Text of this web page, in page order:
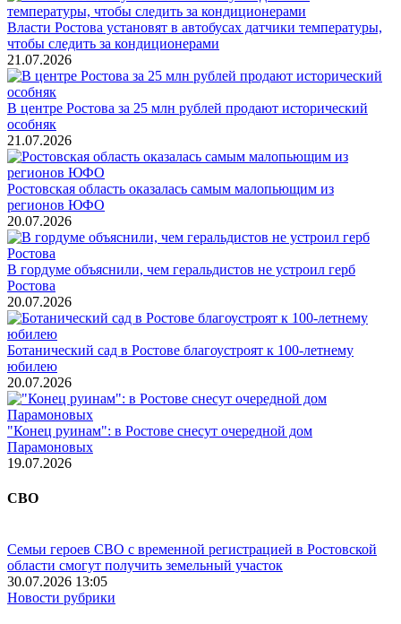
Власти Ростова установят в автобусах датчики температуры,
чтобы следить за кондиционерами
21.07.2026
В центре Ростова за 25 млн рублей продают исторический
особняк
21.07.2026
Ростовская область оказалась самым малопьющим из
регионов ЮФО
20.07.2026
В гордуме объяснили, чем геральдистов не устроил герб
Ростова
20.07.2026
Ботанический сад в Ростове благоустроят к 100-летнему
юбилею
20.07.2026
"Конец руинам": в Ростове снесут очередной дом
Парамоновых
19.07.2026
СВО
Семьи героев СВО с временной регистрацией в Ростовской
области смогут получить земельный участок
30.07.2026 13:05
Новости рубрики